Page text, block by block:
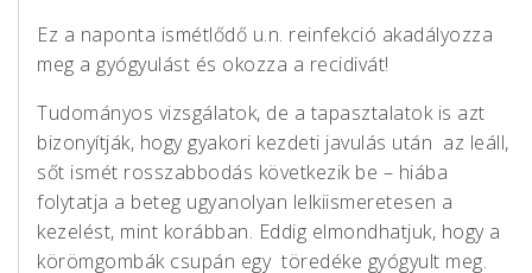
Ez a naponta ismétlődő u.n. reinfekció akadályozza
meg a gyógyulást és okozza a recidivát!
Tudományos vizsgálatok, de a tapasztalatok is azt
bizonyítják, hogy gyakori kezdeti javulás után az leáll,
sőt ismét rosszabbodás következik be – hiába
folytatja a beteg ugyanolyan lelkiismeretesen a
kezelést, mint korábban. Eddig elmondhatjuk, hogy a
körömgombák csupán egy töredéke gyógyult meg.